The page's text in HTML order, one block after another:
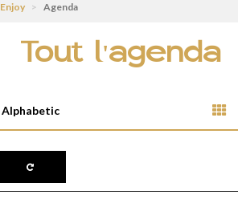
Enjoy > Agenda
Tout l'agenda
Alphabetic